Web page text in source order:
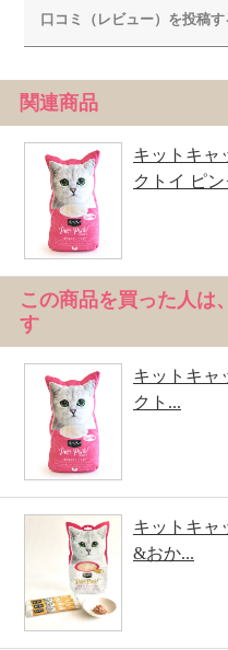
口コミ（レビュー）を投稿す
関連商品
キットキャ
クトイ ピン
この商品を買った人は
す
キットキャ
クト...
キットキャ
&おか...